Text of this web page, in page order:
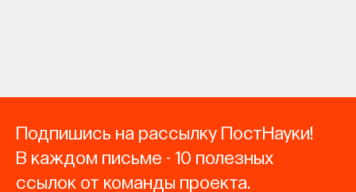
Подпишись на рассылку ПостНауки!
В каждом письме - 10 полезных
ссылок от команды проекта.